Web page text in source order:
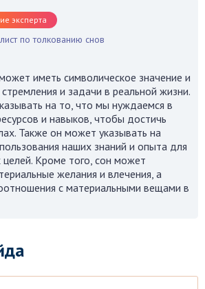
эксперта
по толкованию снов
иметь символическое значение и
и задачи в реальной жизни.
на то, что мы нуждаемся в
и навыков, чтобы достичь
Также он может указывать на
наших знаний и опыта для
Кроме того, сон может
желания и влечения, а
с материальными вещами в